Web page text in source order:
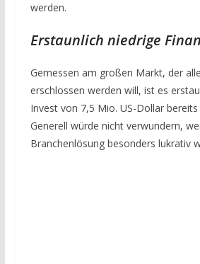
werden.
Erstaunlich niedrige
Gemessen am großen Markt, der
erschlossen werden will, ist es
Invest von 7,5 Mio. US-Dollar
Generell würde nicht verwundern,
Branchenlösung besonders lukrativ